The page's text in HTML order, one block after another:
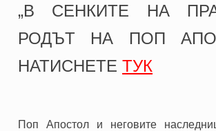
„В СЕНКИТЕ НА
РОДЪТ НА ПОП
НАТИСНЕТЕТУК
Поп Апостол и неговите